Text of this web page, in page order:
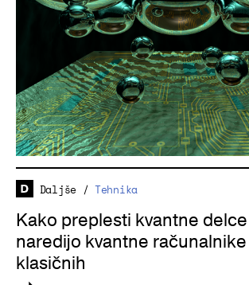
Daljše /Tehnika
Kako preplesti kvantne
naredijo kvantne
klasičnih